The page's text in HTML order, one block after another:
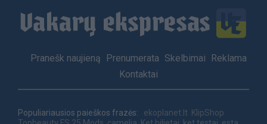
Footer
Pranešk naujieną Prenumerata Skelbimai
Reklama
Kontaktai
Populiariausios paieškos frazės: ekoplanet.lt KlipShop